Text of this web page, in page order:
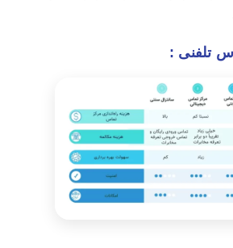
تلفنی :